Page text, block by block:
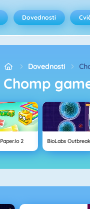
Dovednosti
Dovednosti
chomp
Paper.io 2 BioLabs Outbreak